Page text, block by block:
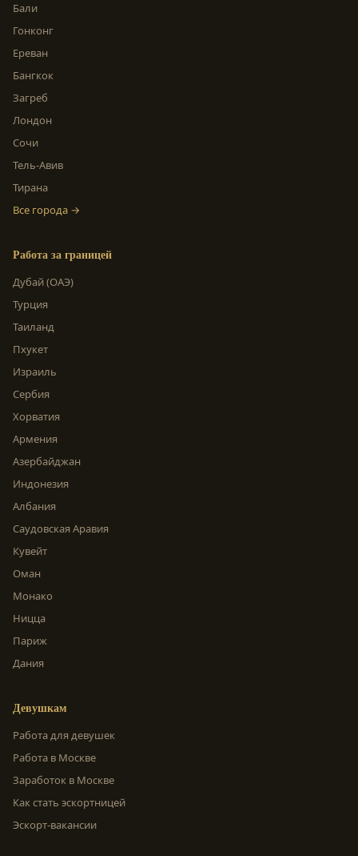
Бали
Гонконг
Ереван
Бангкок
Загреб
Лондон
Сочи
Тель-Авив
Тирана
Все города →
Работа за границей
Дубай (ОАЭ)
Турция
Таиланд
Пхукет
Израиль
Сербия
Хорватия
Армения
Азербайджан
Индонезия
Албания
Саудовская Аравия
Кувейт
Оман
Монако
Ницца
Париж
Дания
Девушкам
Работа для девушек
Работа в Москве
Заработок в Москве
Как стать эскортницей
Эскорт-вакансии